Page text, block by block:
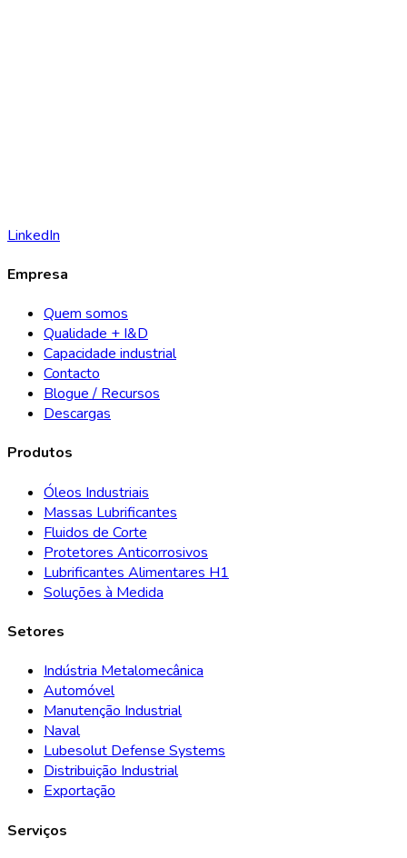
LinkedIn
Empresa
Quem somos
Qualidade + I&D
Capacidade industrial
Contacto
Blogue / Recursos
Descargas
Produtos
Óleos Industriais
Massas Lubrificantes
Fluidos de Corte
Protetores Anticorrosivos
Lubrificantes Alimentares H1
Soluções à Medida
Setores
Indústria Metalomecânica
Automóvel
Manutenção Industrial
Naval
Lubesolut Defense Systems
Distribuição Industrial
Exportação
Serviços